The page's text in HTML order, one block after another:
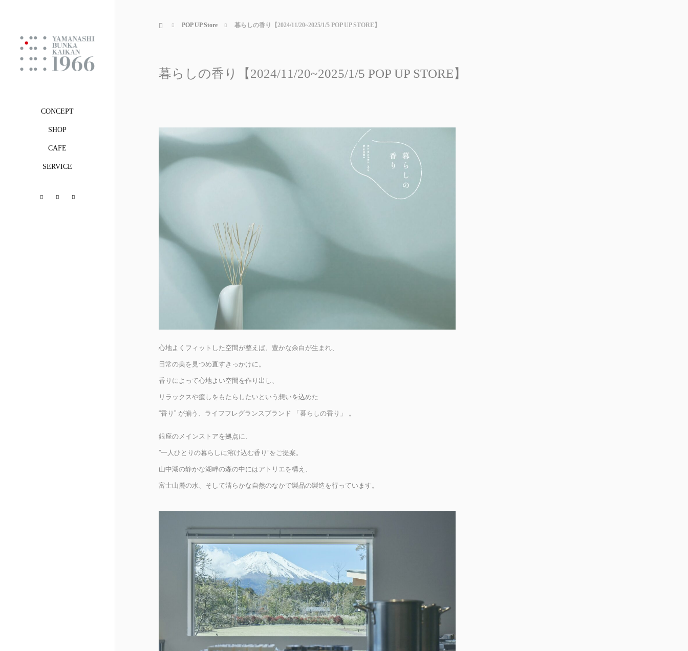
CONCEPT
SHOP
CAFE
SERVICE
FacebookInstagram
ホーム POP UP Store 暮らしの香り【2024/11/20~2025/1/5 POP UP STORE】
暮らしの香り【2024/11/20~2025/1/5 POP UP STORE】
心地よくフィットした空間が整えば、豊かな余白が生まれ、
日常の美を見つめ直すきっかけに。
香りによって心地よい空間を作り出し、
リラックスや癒しをもたらしたいという想いを込めた
“香り” が揃う、ライフフレグランスブランド 「暮らしの香り」 。
銀座のメインストアを拠点に、
”一人ひとりの暮らしに溶け込む香り”をご提案。
山中湖の静かな湖畔の森の中にはアトリエを構え、
富士山麓の水、そして清らかな自然のなかで製品の製造を行っています。